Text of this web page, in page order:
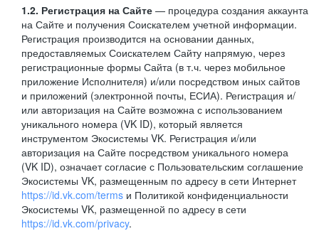
1.2. Регистрация на Сайте — процедура создания аккаунта
на Сайте и получения Соискателем учетной информации.
Регистрация производится на основании данных,
предоставляемых Соискателем Сайту напрямую, через
регистрационные формы Сайта (в т.ч. через мобильное
приложение Исполнителя) и/или посредством иных сайтов
и приложений (электронной почты, ЕСИА). Регистрация и/
или авторизация на Сайте возможна с использованием
уникального номера (VK ID), который является
инструментом Экосистемы VK. Регистрация и/или
авторизация на Сайте посредством уникального номера
(VK ID), означает согласие с Пользовательским соглашение
Экосистемы VK, размещенным по адресу в сети Интернет
https://id.vk.com/terms и Политикой конфиденциальности
Экосистемы VK, размещенной по адресу в сети
https://id.vk.com/privacy.